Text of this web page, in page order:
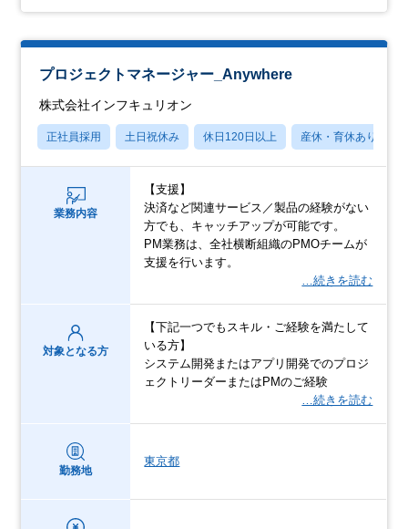
プロジェクトマネージャー_Anywhere
株式会社インフキュリオン
正社員採用 土日祝休み 休日120日以上 産休・育休あり
業務内容
【支援】
決済など関連サービス／製品の経験がない
方でも、キャッチアップが可能です。
PM業務は、全社横断組織のPMOチームが
支援を行います。
…続きを読む
対象となる方
【下記一つでもスキル・ご経験を満たして
いる方】
システム開発またはアプリ開発でのプロジ
ェクトリーダーまたはPMのご経験
…続きを読む
勤務地
東京都